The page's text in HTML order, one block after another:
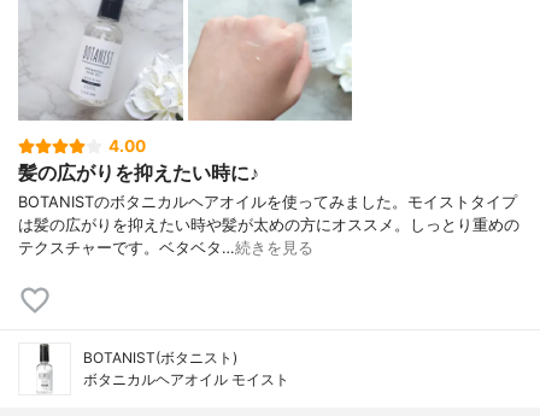
4.00
髪の広がりを抑えたい時に♪
BOTANISTのボタニカルヘアオイルを使ってみました。モイストタイプ
は髪の広がりを抑えたい時や髪が太めの方にオススメ。しっとり重めの
テクスチャーです。ベタベタ…続きを見る
BOTANIST(ボタニスト)
ボタニカルヘアオイル モイスト